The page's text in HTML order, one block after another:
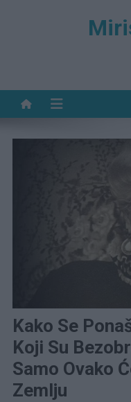
Kako Se
Koji Su
Samo Ovako
Zemlju